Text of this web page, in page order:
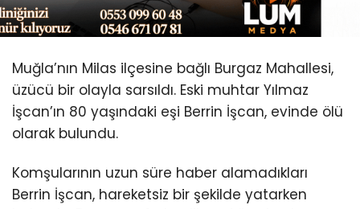
Muğla’nın Milas ilçesine bağlı Burgaz Mahallesi,
üzücü bir olayla sarsıldı. Eski muhtar Yılmaz
İşcan’ın 80 yaşındaki eşi Berrin İşcan, evinde ölü
olarak bulundu.
Komşularının uzun süre haber alamadıkları
Berrin İşcan, hareketsiz bir şekilde yatarken